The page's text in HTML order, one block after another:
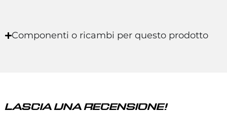
Componenti o ricambi per questo prodotto
LASCIA UNA RECENSIONE!